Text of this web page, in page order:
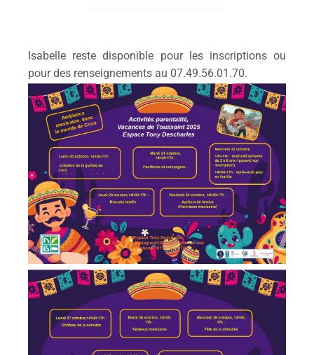
Isabelle reste disponible pour les inscriptions ou
pour des renseignements au 07.49.56.01.70.